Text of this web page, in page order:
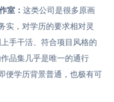
室： 这类公司是很多原画
实，对学历的要求相对灵
手干活、符合项目风格的
品集几乎是唯一的通行
便学历背景普通，也极有可